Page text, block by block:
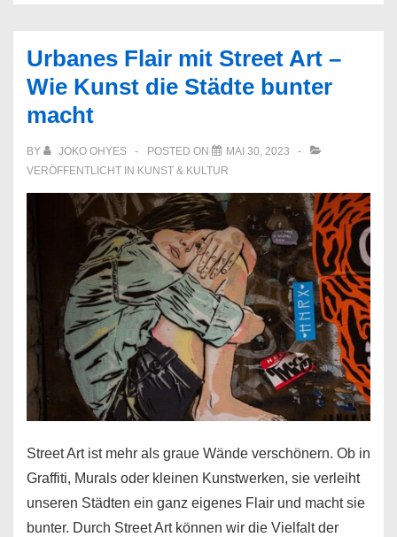
Das
Raku-
Verfahren
Urbanes Flair mit Street Art –
Wie Kunst die Städte bunter
macht
BY JOKO OHYES POSTED ON
MAI 30, 2023
VERÖFFENTLICHT IN KUNST & KULTUR
Street Art ist mehr als graue Wände verschönern. Ob in
Graffiti, Murals oder kleinen Kunstwerken, sie verleiht
unseren Städten ein ganz eigenes Flair und macht sie
bunter. Durch Street Art können wir die Vielfalt der